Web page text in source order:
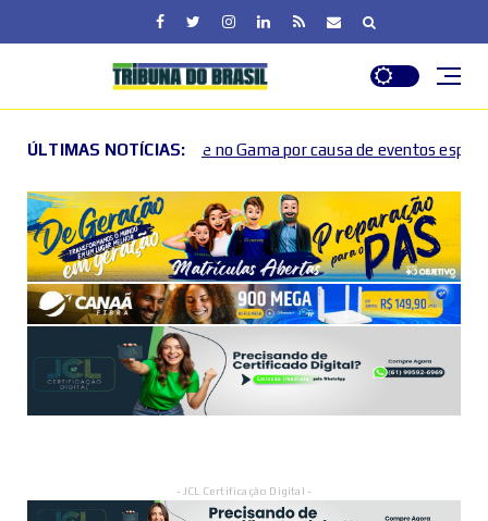
ÚLTIMAS NOTÍCIAS:
e no Gama por causa de eventos esportivos e culturais
- JCL Certificação Digital -